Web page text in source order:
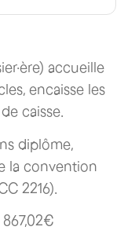
accueille
encaisse les
caisse.
diplôme,
la convention
2216).
867,02€